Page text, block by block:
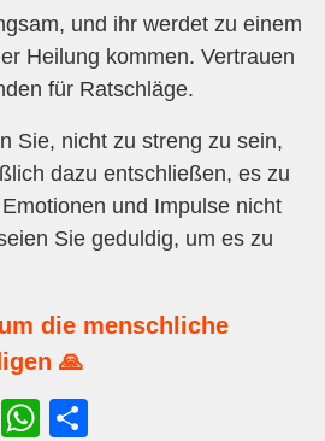
und ihr werdet zu einem
Heilung kommen. Vertrauen
für Ratschläge.
Sie, nicht zu streng zu sein,
dazu entschließen, es zu
und Impulse nicht
Sie geduldig, um es zu
um die menschliche
🙏
T
W